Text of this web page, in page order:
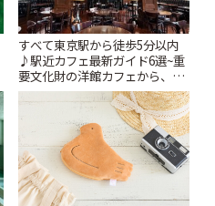
すべて東京駅から徒歩5分以内
♪駅近カフェ最新ガイド6選~重
要文化財の洋館カフェから、改
札すぐのレトロ喫茶まで~ | こと
りっぷ